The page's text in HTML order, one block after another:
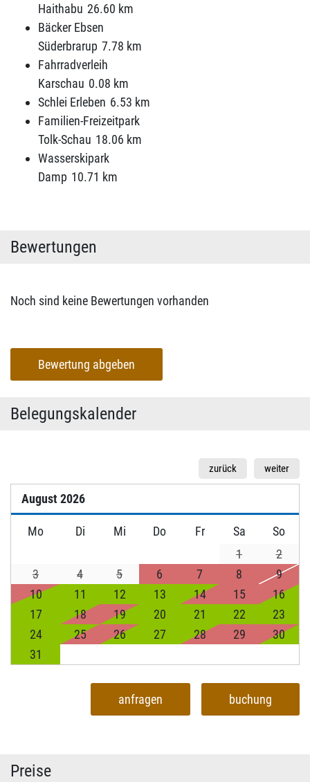
Haithabu 26.60 km
Bäcker Ebsen
Süderbrarup 7.78 km
Fahrradverleih
Karschau 0.08 km
Schlei Erleben 6.53 km
Familien-Freizeitpark
Tolk-Schau 18.06 km
Wasserskipark
Damp 10.71 km
Bewertungen
Noch sind keine Bewertungen vorhanden
Bewertung abgeben
Belegungskalender
weiter
zurück
August2026
Mo Di Mi Do Fr Sa
So
1
2
3
4 5 6 7 8
9
10
11 12 13 14 15
16
17
18 19 20 21 22
23
24
25 26 27 28 29
30
31
buchung
anfragen
Preise